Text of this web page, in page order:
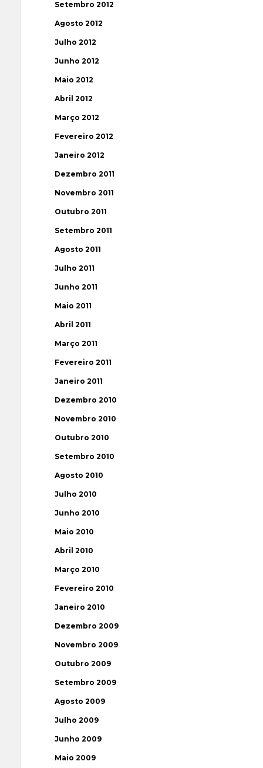
Setembro 2012
Agosto 2012
Julho 2012
Junho 2012
Maio 2012
Abril 2012
Março 2012
Fevereiro 2012
Janeiro 2012
Dezembro 2011
Novembro 2011
Outubro 2011
Setembro 2011
Agosto 2011
Julho 2011
Junho 2011
Maio 2011
Abril 2011
Março 2011
Fevereiro 2011
Janeiro 2011
Dezembro 2010
Novembro 2010
Outubro 2010
Setembro 2010
Agosto 2010
Julho 2010
Junho 2010
Maio 2010
Abril 2010
Março 2010
Fevereiro 2010
Janeiro 2010
Dezembro 2009
Novembro 2009
Outubro 2009
Setembro 2009
Agosto 2009
Julho 2009
Junho 2009
Maio 2009